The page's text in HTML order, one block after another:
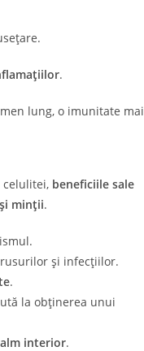
.
lung, o imunitate mai
celulitei, beneficiile sale
minții.
și infecțiilor.
.
la obținerea unui
interior.